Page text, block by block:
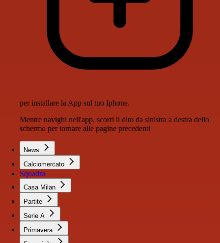
per installare la App sul tuo Iphone.
Mentre navighi nell'app, scorri il dito da sinistra a destra dello
schermo per tornare alle pagine precedenti
News
Calciomercato
Squadra
Casa Milan
Partite
Serie A
Primavera